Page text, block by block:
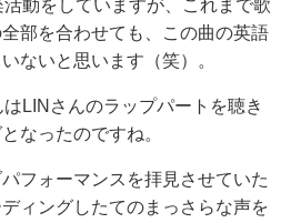
動をしていますが、これまで歌
部を合わせても、この曲の英語
ないと思います（笑）。
LINさんのラップパートを聴き
なったのですね。
フォーマンスを拝見させていた
ィングしたてのまっさらな声を